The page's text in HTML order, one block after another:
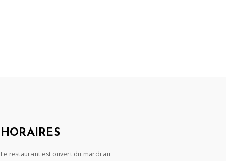
HORAIRES
Le restaurant est ouvert du mardi au